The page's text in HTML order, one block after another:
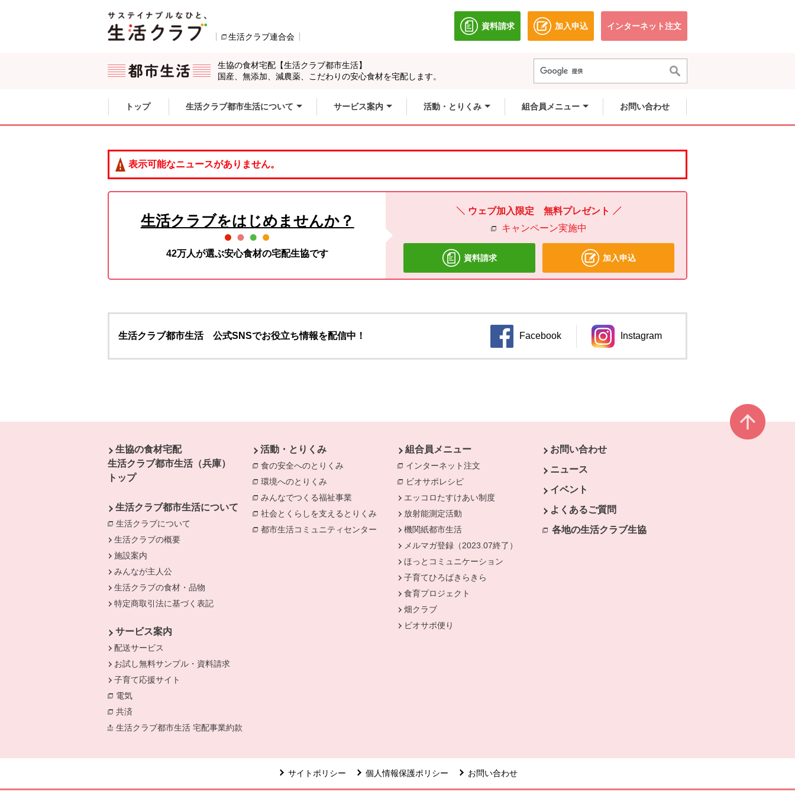
生活クラブ連合会
資料請求
別のウィンドウで開きます。
加入申込
別のウィンドウで開きます。
インターネット注文別のウィンドウで開きます。
生協の食材宅配【生活クラブ都市生活】
国産、無添加、減農薬、こだわりの安心食材を宅配します。
ここからサイト内共通メニューです。
サイト内共通メニューをスキップする
トップ 生活クラブ都市生活について サービス案内 活動・とりくみ 組合員メニュー お問い合わせ
表示可能なニュースがありません。
生活クラブをはじめませんか？
42万人が選ぶ安心食材の宅配生協です
ウェブ加入限定 無料プレゼント
キャンペーン実施中
資料請求 加入申込
生活クラブ都市生活 公式SNSでお役立ち情報を配信中！ Facebook
別のウィンドウで開きます。
Instagram
別のウィンドウで開きます。
生協の食材宅配
生活クラブ都市生活（兵庫）
トップ
生活クラブ都市生活について
生活クラブについて
別のウィンドウで開きます。
生活クラブの概要
施設案内
みんなが主人公
生活クラブの食材・品物
特定商取引法に基づく表記
サービス案内
配送サービス
お試し無料サンプル・資料請求
子育て応援サイト
電気
共済
生活クラブ都市生活 宅配事業約款
活動・とりくみ
食の安全へのとりくみ 別のウィンドウで開きます。
環境へのとりくみ 別のウィンドウで開きます。
みんなでつくる福祉事業 別のウィンドウで開きます。
社会とくらしを支えるとりくみ 別のウィンドウで開きます。
都市生活コミュニティセンター 別のウィンドウで開きます。
組合員メニュー
インターネット注文 別のウィンドウで開きます。
ビオサポレシピ
エッコロたすけあい制度
放射能測定活動
機関紙都市生活
メルマガ登録（2023.07終了）
ほっとコミュニケーション
子育てひろばきらきら
食育プロジェクト
畑クラブ
ビオサポ便り
お問い合わせ
ニュース
イベント
よくあるご質問
各地の生活クラブ生協
サイトポリシー 個人情報保護ポリシー お問い合わせ